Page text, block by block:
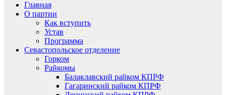
Главная
О партии
Как вступить
Устав
Программа
Севастопольское отделение
Горком
Райкомы
Балаклавский райком КПРФ
Гагаринский райком КПРФ